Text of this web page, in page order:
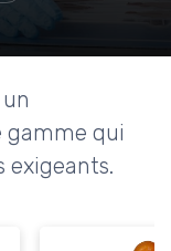
gamme qui
exigeants.